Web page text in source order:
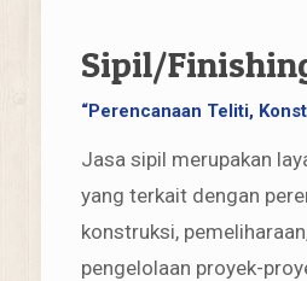
Sipil/
“Perencanaan Teliti,
Jasa sipil merupakan
yang terkait dengan
konstruksi,
pengelolaan proyek-